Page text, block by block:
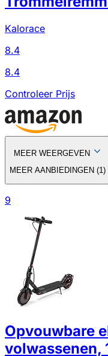
Kalorace
8.4
8.4
Controleer Prijs
MEER WEERGEVEN
MEER AANBIEDINGEN (1 )
9
Opvouwbare
volwassenen,